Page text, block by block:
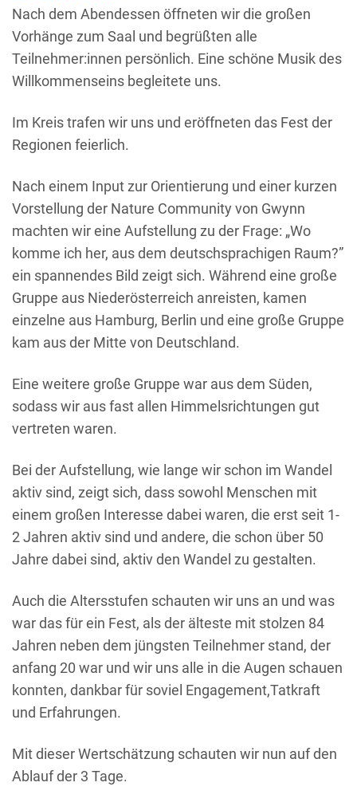
Nach dem Abendessen öffneten wir die großen
Vorhänge zum Saal und begrüßten alle
Teilnehmer:innen persönlich. Eine schöne Musik des
Willkommenseins begleitete uns.
Im Kreis trafen wir uns und eröffneten das Fest der
Regionen feierlich.
Nach einem Input zur Orientierung und einer kurzen
Vorstellung der Nature Community von Gwynn
machten wir eine Aufstellung zu der Frage: „Wo
komme ich her, aus dem deutschsprachigen Raum?”
ein spannendes Bild zeigt sich. Während eine große
Gruppe aus Niederösterreich anreisten, kamen
einzelne aus Hamburg, Berlin und eine große Gruppe
kam aus der Mitte von Deutschland.
Eine weitere große Gruppe war aus dem Süden,
sodass wir aus fast allen Himmelsrichtungen gut
vertreten waren.
Bei der Aufstellung, wie lange wir schon im Wandel
aktiv sind, zeigt sich, dass sowohl Menschen mit
einem großen Interesse dabei waren, die erst seit 1-
2 Jahren aktiv sind und andere, die schon über 50
Jahre dabei sind, aktiv den Wandel zu gestalten.
Auch die Altersstufen schauten wir uns an und was
war das für ein Fest, als der älteste mit stolzen 84
Jahren neben dem jüngsten Teilnehmer stand, der
anfang 20 war und wir uns alle in die Augen schauen
konnten, dankbar für soviel Engagement,Tatkraft
und Erfahrungen.
Mit dieser Wertschätzung schauten wir nun auf den
Ablauf der 3 Tage.